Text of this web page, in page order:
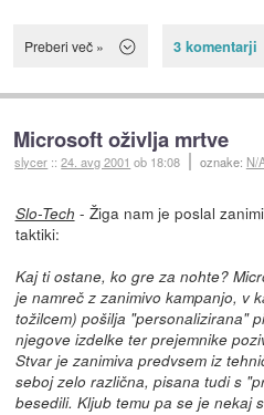
Preberi več » 3 komentarji
Microsoft oživlja mrtve
slycer ::24. avg 2001 ob 18:08 oznake: N/
Slo-Tech - Žiga nam je poslal
taktiki:
Kaj ti ostane, ko gre za nohte?
je namreč z zanimivo kampanjo, v
tožilcem) pošilja "personalizirana"
njegove izdelke ter prejemnike
Stvar je zanimiva predvsem iz
seboj zelo različna, pisana tudi s
besedili. Kljub temu pa se je nekaj